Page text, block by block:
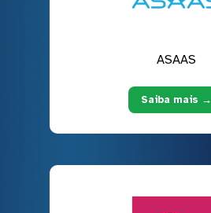
ASAAS
Saiba mais →